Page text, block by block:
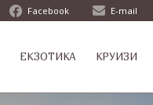
Facebook E-mail
ЕКЗОТИКА КРУИЗИ